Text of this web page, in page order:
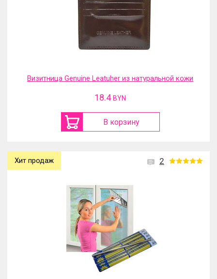
Визитница Genuine Leatuher из натуральной кожи
18.4 BYN
В корзину
2
Хит продаж